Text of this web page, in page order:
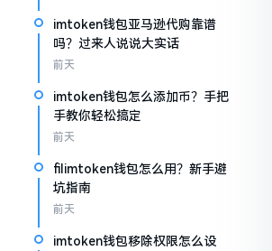
imtoken钱包亚马逊代购靠谱
吗？过来人说说大实话
前天
imtoken钱包怎么添加币？手把
手教你轻松搞定
前天
filimtoken钱包怎么用？新手避
坑指南
前天
imtoken钱包移除权限怎么设